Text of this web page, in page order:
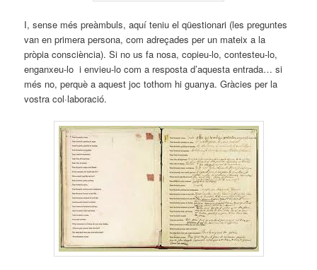
I, sense més preàmbuls, aquí teniu el qüestionari (les preguntes
van en primera persona, com adreçades per un mateix a la
pròpia consciència). Si no us fa nosa, copieu-lo, contesteu-lo,
enganxeu-lo i envieu-lo com a resposta d’aquesta entrada… si
més no, perquè a aquest joc tothom hi guanya. Gràcies per la
vostra col·laboració.